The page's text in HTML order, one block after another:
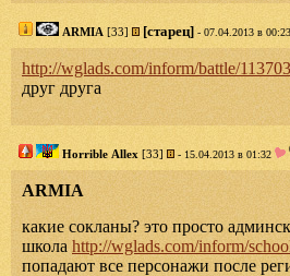
ARMIA [33] [старец] - 07.04.2013 в 00:23
http://wglads.com/inform/battle/
друг друга
Horrible Allex [33] - 15.04.2013 в 01:32
ARMIA
какие сокланы? это просто
школаhttp://wglads.com/inform/
попадают все персонажи после